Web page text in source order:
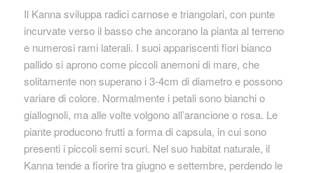
Il Kanna sviluppa radici carnose e triangolari, con punte
incurvate verso il basso che ancorano la pianta al terreno
e numerosi rami laterali. I suoi appariscenti fiori bianco
pallido si aprono come piccoli anemoni di mare, che
solitamente non superano i 3-4cm di diametro e possono
variare di colore. Normalmente i petali sono bianchi o
giallognoli, ma alle volte volgono all’arancione o rosa. Le
piante producono frutti a forma di capsula, in cui sono
presenti i piccoli semi scuri. Nel suo habitat naturale, il
Kanna tende a fiorire tra giugno e settembre, perdendo le